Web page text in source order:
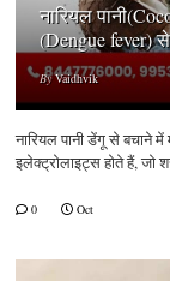
नारियल
(Dengue fever)
By Vaidhvik
नारियल पानी डेंगू से बचाने
इलेक्ट्रोलाइट्स होते हैं, जो
0 Oct